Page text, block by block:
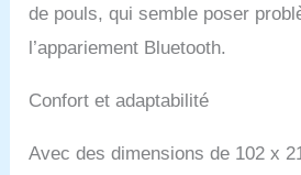
pour
de pouls, qui semble poser
l’appariement Bluetooth.
Confort et adaptabilité
Avec des dimensions de 102 x